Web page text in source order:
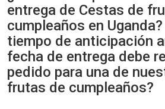
entrega de Cestas de
cumpleaños en
tiempo de anticipación
fecha de entrega debe
pedido para una de
frutas de cumpleaños?